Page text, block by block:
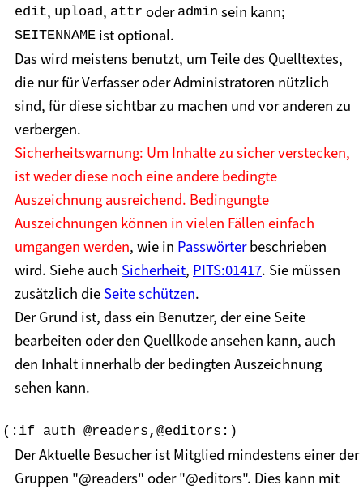
edit, upload, attr oder admin sein kann;
SEITENNAME ist optional.
Das wird meistens benutzt, um Teile des Quelltextes,
die nur für Verfasser oder Administratoren nützlich
sind, für diese sichtbar zu machen und vor anderen zu
verbergen.
Sicherheitswarnung: Um Inhalte zu sicher verstecken,
ist weder diese noch eine andere bedingte
Auszeichnung ausreichend. Bedingungte
Auszeichnungen können in vielen Fällen einfach
umgangen werden, wie in Passwörterbeschrieben
wird. Siehe auch Sicherheit, PITS:01417. Sie müssen
zusätzlich die Seite schützen.
Der Grund ist, dass ein Benutzer, der eine Seite
bearbeiten oder den Quellkode ansehen kann, auch
den Inhalt innerhalb der bedingten Auszeichnung
sehen kann.
(:if auth @readers,@editors:)
Der Aktuelle Besucher ist Mitglied mindestens einer der
Gruppen "@readers" oder "@editors". Dies kann mit